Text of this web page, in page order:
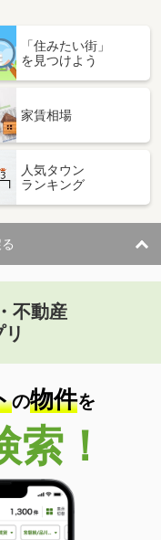
「住みたい街」
を見つけよう
家賃相場
人気タウン
ランキング
不動産
の物件を
索！